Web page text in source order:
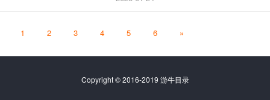
1 2 3 4 5 6 »
Copyright © 2016-2019 游牛目录